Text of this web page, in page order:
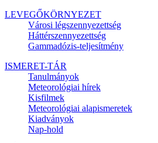
LEVEGŐKÖRNYEZET
Városi légszennyezettség
Háttérszennyezettség
Gammadózis-teljesítmény
ISMERET-TÁR
Tanulmányok
Meteorológiai hírek
Kisfilmek
Meteorológiai alapismeretek
Kiadványok
Nap-hold